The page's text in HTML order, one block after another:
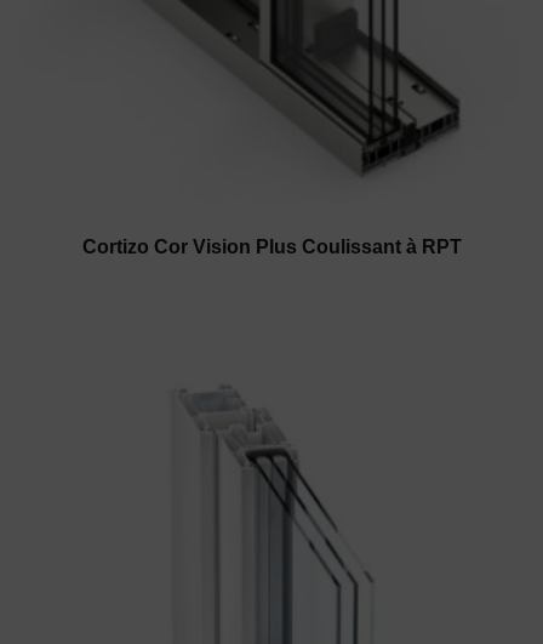
Cortizo Cor Vision Plus Coulissant à RPT